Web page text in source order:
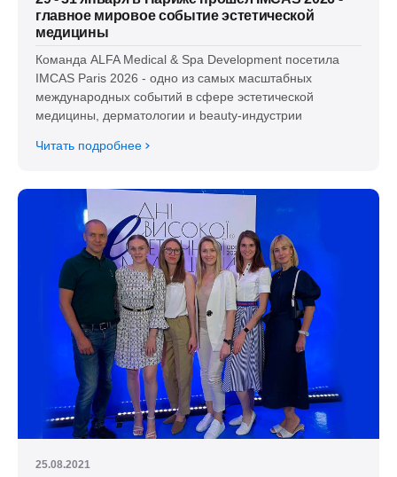
главное мировое событие эстетической
медицины
Команда ALFA Medical & Spa Development посетила
IMCAS Paris 2026 - одно из самых масштабных
международных событий в сфере эстетической
медицины, дерматологии и beauty-индустрии
Читать подробнее
25.08.2021